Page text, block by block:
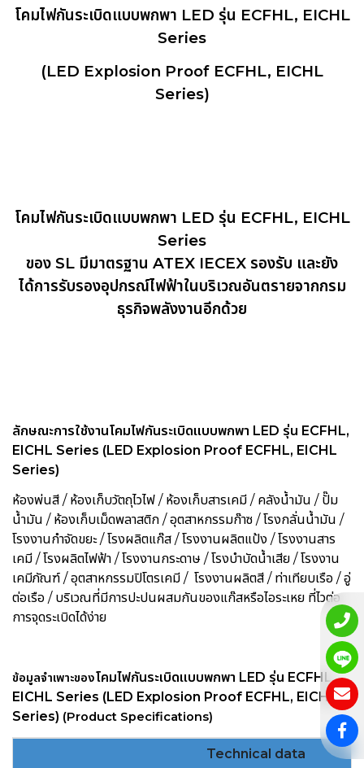
โคมไฟกันระเบิดแบบพกพา LED รุ่น ECFHL, EICHL
Series
(LED Explosion Proof ECFHL, EICHL
Series)
โคมไฟกันระเบิดแบบพกพา LED รุ่น ECFHL, EICHL
Series
ของ SL มีมาตรฐาน ATEX IECEX รองรับ และยัง
ได้การรับรองอุปกรณ์ไฟฟ้าในบริเวณอันตรายจากกรม
ธุรกิจพลังงานอีกด้วย
ลักษณะการใช้งานโคมไฟกันระเบิดแบบพกพา LED รุ่น ECFHL,
EICHL Series (LED Explosion Proof ECFHL, EICHL
Series)
ห้องพ่นสี / ห้องเก็บวัตถุไวไฟ / ห้องเก็บสารเคมี / คลังน้ำมัน / ปั๊ม
น้ำมัน / ห้องเก็บเม็ดพลาสติก / อุตสาหกรรมก๊าซ / โรงกลั่นน้ำมัน /
โรงงานกำจัดขยะ / โรงผลิตแก๊ส / โรงงานผลิตแป้ง / โรงงานสาร
เคมี / โรงผลิตไฟฟ้า / โรงงานกระดาษ / โรงบำบัดน้ำเสีย / โรงงาน
เคมีภัณฑ์ / อุตสาหกรรมปิโตรเคมี / โรงงานผลิตสี / ท่าเทียบเรือ / อู่
ต่อเรือ / บริเวณที่มีการปะปนผสมกันของแก๊สหรือไอระเหย ที่ไวต่อ
การจุดระเบิดได้ง่าย
ข้อมูลจำเพาะของโคมไฟกันระเบิดแบบพกพา LED รุ่น ECFHL,
EICHL Series (LED Explosion Proof ECFHL, EICHL
Series) (Product Specifications)
Technical data